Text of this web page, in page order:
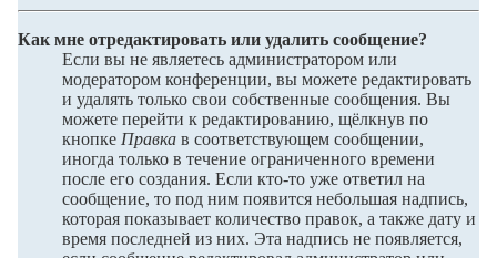
Как мне отредактировать или удалить сообщение?
Если вы не являетесь администратором или
модератором конференции, вы можете редактировать
и удалять только свои собственные сообщения. Вы
можете перейти к редактированию, щёлкнув по
кнопке Правка в соответствующем сообщении,
иногда только в течение ограниченного времени
после его создания. Если кто-то уже ответил на
сообщение, то под ним появится небольшая надпись,
которая показывает количество правок, а также дату и
время последней из них. Эта надпись не появляется,